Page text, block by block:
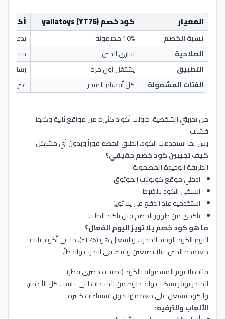
المعيار كود خصم yallatoys (YT76)
نسبة الخصم 10% مضمونة
يدعون 70% ما تشتغل
الصلاحية
ساري الحين
منتهية
التطبيق
يشتغل أول مرة
رسالة
الفئات المشمولة
كل أقسام المتجر غير
من تجربتي الشخصية، حاولت أكواد كثيرة من مواقع ثانية وكلها
فشلت.
بس لما استخدمت الكود، انطبق الخصم فوراً وبدون أي مشاكل.
كيف تجيبين كود خصم حقيقي؟
الطريقة الوحيدة المضمونة:
ادخلي موقع كوبونات الموثوق
انسخي الكود بالضبط
استخدميه عند الدفع في يلا تويز
تأكدي من ظهور الخصم قبل تأكيد الطلب
ما هو كود خصم يلا تويز اليوم الفعال؟
اليوم الكود الوحيد المجرب والشغال هو (YT76). ما في أكواد ثانية
معتمدة الحين، فلا تضيعين وقتك في التجربة والخطأ.
فئات يلا تويز المشمولة بالكود (تصنيف حصري قطر)
المتجر يوفر تشكيلة وايد حلوة من المنتجات اللي تناسب كل الأعمار،
والكود يشتغل على معظمها بدون استثناءات كثيرة.
الألعاب والترفيه: